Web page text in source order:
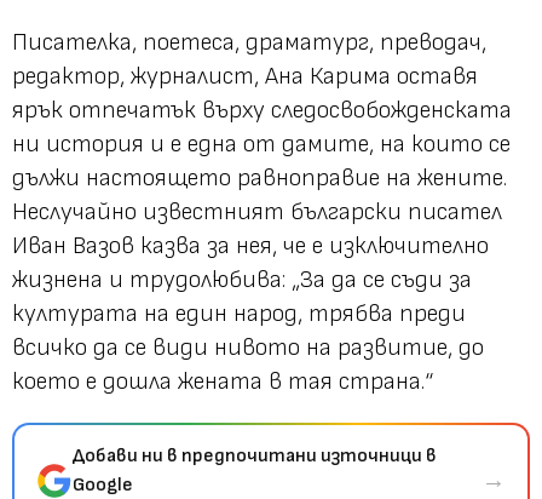
Писателка, поетеса, драматург, преводач,
редактор, журналист, Ана Карима оставя
ярък отпечатък върху следосвобожденската
ни история и е една от дамите, на които се
дължи настоящето равноправие на жените.
Неслучайно известният български писател
Иван Вазов казва за нея, че е изключително
жизнена и трудолюбива: „За да се съди за
културата на един народ, трябва преди
всичко да се види нивото на развитие, до
което е дошла жената в тая страна.“
Добави ни в предпочитани източници в
Google
→